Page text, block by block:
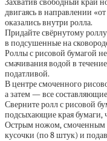
Захватив свободный край
двигаясь в направлении
оказались внутри ролла.
Придайте свёрнутому
в подсушенные на
Роллы с рисовой бумагой
смачивания водой в
податливой.
В центре смоченного
а затем — все
Сверните ролл с рисовой
подсыхающие края бумаги,
Острым ножом, смоченным
кусочки (по 8 штук) и